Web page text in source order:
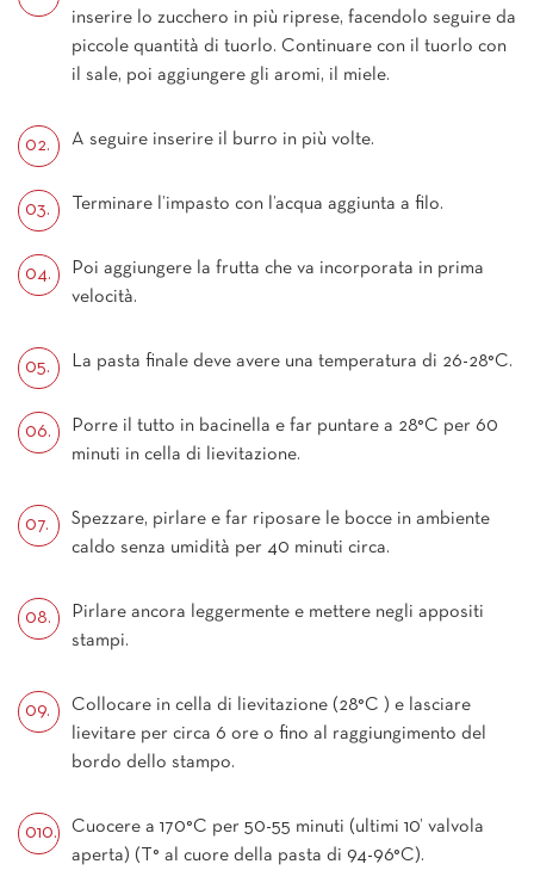
inserire lo zucchero in più riprese, facendolo seguire da
piccole quantità di tuorlo. Continuare con il tuorlo con
il sale, poi aggiungere gli aromi, il miele.
A seguire inserire il burro in più volte.
Terminare l’impasto con l’acqua aggiunta a filo.
Poi aggiungere la frutta che va incorporata in prima
velocità.
La pasta finale deve avere una temperatura di 26-28°C.
Porre il tutto in bacinella e far puntare a 28°C per 60
minuti in cella di lievitazione.
Spezzare, pirlare e far riposare le bocce in ambiente
caldo senza umidità per 40 minuti circa.
Pirlare ancora leggermente e mettere negli appositi
stampi.
Collocare in cella di lievitazione (28°C ) e lasciare
lievitare per circa 6 ore o fino al raggiungimento del
bordo dello stampo.
Cuocere a 170°C per 50-55 minuti (ultimi 10’ valvola
aperta) (T° al cuore della pasta di 94-96°C).